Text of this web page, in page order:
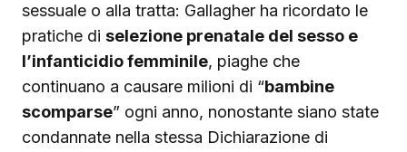
sessuale o alla tratta: Gallagher ha ricordato le
pratiche di selezione prenatale del sesso e
l’infanticidio femminile, piaghe che
continuano a causare milioni di “bambine
scomparse” ogni anno, nonostante siano state
condannate nella stessa Dichiarazione di